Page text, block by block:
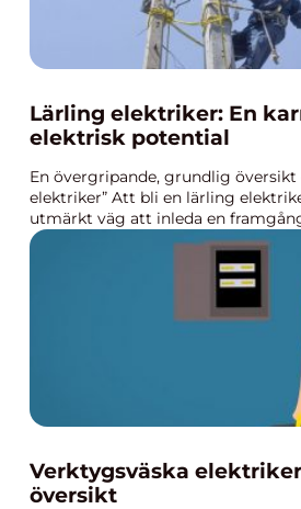
Lärling elektriker: En
elektrisk potential
En övergripande, grundlig översikt
elektriker” Att bli en lärling
utmärkt väg att inleda en
Verktygsväska
översikt